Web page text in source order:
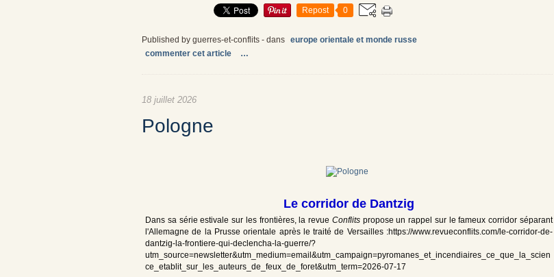
Repost 0
Published by guerres-et-conflits - dans europe orientale et monde russe
commenter cet article
…
18 juillet 2026
Pologne
Le corridor de Dantzig
Dans sa série estivale sur les frontières, la revue Conflitspropose un rappel sur le fameux corridor séparant
l'Allemagne de la Prusse orientale après le traité de Versailles :https://www.revueconflits.com/le-corridor-de-
dantzig-la-frontiere-qui-declencha-la-guerre/?
utm_source=newsletter&utm_medium=email&utm_campaign=pyromanes_et_incendiaires_ce_que_la_scien
ce_etablit_sur_les_auteurs_de_feux_de_foret&utm_term=2026-07-17